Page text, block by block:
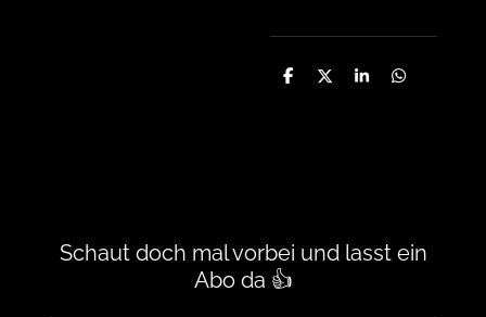
T
T
T
T
Schaut doch mal vorbei und lasst ein
Abo da 👍